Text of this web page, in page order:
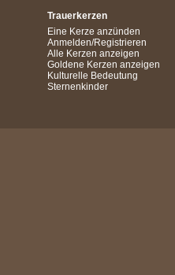
Trauerkerzen
Eine Kerze anzünden
Anmelden/Registrieren
Alle Kerzen anzeigen
Goldene Kerzen anzeigen
Kulturelle Bedeutung
Sternenkinder